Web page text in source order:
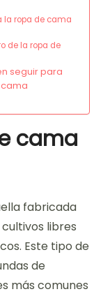
la ropa de cama
de la ropa de
seguir para
cama
fabricada
libres
Este tipo de
de
más comunes